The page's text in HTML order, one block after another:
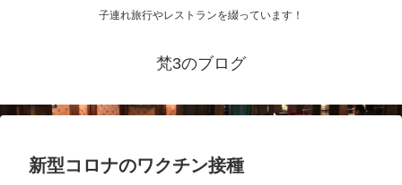
子連れ旅行やレストランを綴っています！
梵3のブログ
新型コロナのワクチン接種